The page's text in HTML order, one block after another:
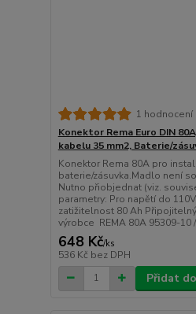
1 hodnocení
Konektor Rema Euro DIN
kabelu 35 mm2, Baterie/
Konektor Rema 80A pro
baterie/zásuvka.Madlo není
Nutno přiobjednat (viz.
parametry: Pro napětí do
zatižitelnost 80 Ah
výrobce REMA 80A 95309-10
648 Kč/ks
536 Kč bez DPH
Přidat